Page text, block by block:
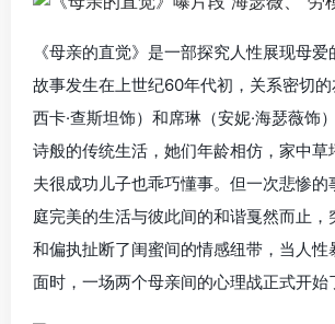
《母亲的直觉》是一部探究人性展现母
故事发生在上世纪60年代初，关系密切
西卡·查斯坦饰）和席琳（安妮·海瑟薇饰
诗般的传统生活，她们年龄相仿，家中草
夫很成功儿子也乖巧懂事。但一次悲惨的
庭完美的生活与彼此间的和谐戛然而止，
和偏执扯断了闺蜜间的情感纽带，当人性
面时，一场两个母亲间的心理战正式开始